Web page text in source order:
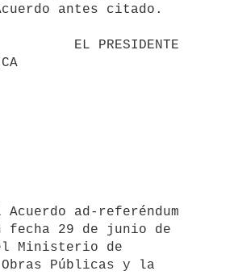
antes citado.
fecha 29 de junio de
Ministerio de
Públicas y la